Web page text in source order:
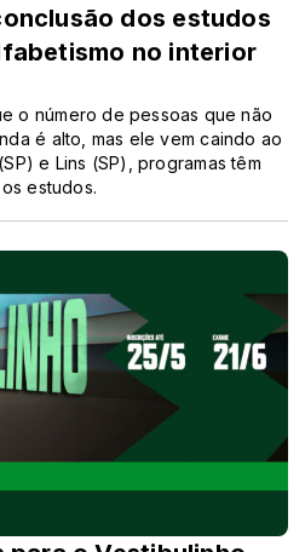
dos estudos
no interior
o número de pessoas que não
é alto, mas ele vem caindo ao
e Lins (SP), programas têm
estudos.